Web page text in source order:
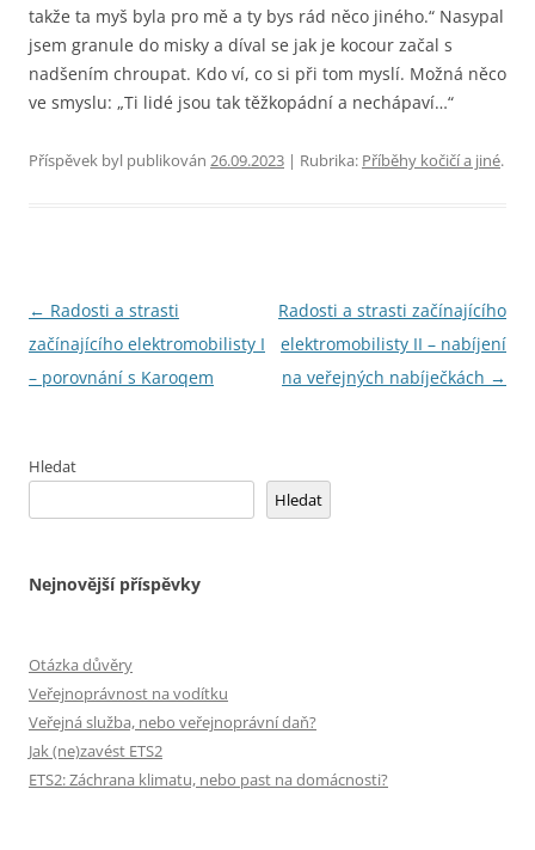
takže ta myš byla pro mě a ty bys rád něco jiného.“ Nasypal
jsem granule do misky a díval se jak je kocour začal s
nadšením chroupat. Kdo ví, co si při tom myslí. Možná něco
ve smyslu: „Ti lidé jsou tak těžkopádní a nechápaví…“
Příspěvek byl publikován 26.09.2023 | Rubrika: Příběhy kočičí a jiné.
Navigace
pro
příspěvky
← Radosti a strasti
začínajícího elektromobilisty I
– porovnání s Karoqem
Radosti a strasti začínajícího
elektromobilisty II – nabíjení
na veřejných nabíječkách →
Hledat
Hledat
Nejnovější příspěvky
Otázka důvěry
Veřejnoprávnost na vodítku
Veřejná služba, nebo veřejnoprávní daň?
Jak (ne)zavést ETS2
ETS2: Záchrana klimatu, nebo past na domácnosti?